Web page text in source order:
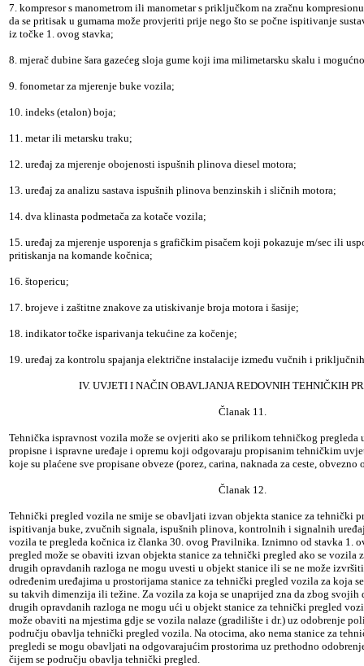
7. kompresor s manometrom ili manometar s priključkom na zračnu
da se pritisak u gumama može provjeriti prije nego što se počne ispitivanje
iz točke 1. ovog stavka;
8. mjerač dubine šara gazećeg sloja gume koji ima milimetarsku skalu i
9. fonometar za mjerenje buke vozila;
10. indeks (etalon) boja;
11. metar ili metarsku traku;
12. uređaj za mjerenje obojenosti ispušnih plinova diesel motora;
13. uređaj za analizu sastava ispušnih plinova benzinskih i sličnih motora;
14. dva klinasta podmetača za kotače vozila;
15. uređaj za mjerenje usporenja s grafičkim pisačem koji pokazuje m/sec ili
pritiskanja na komande kočnica;
16. štopericu;
17. brojeve i zaštitne znakove za utiskivanje broja motora i šasije;
18. indikator točke isparivanja tekućine za kočenje;
19. uređaj za kontrolu spajanja električne instalacije između vučnih i
IV. UVJETI I NAČIN OBAVLJANJA REDOVNIH TEHNIČKIH
Članak 11.
Tehnička ispravnost vozila može se ovjeriti ako se prilikom tehničkog pregleda
propisne i ispravne uređaje i opremu koji odgovaraju propisanim tehničkim
koje su plaćene sve propisane obveze (porez, carina, naknada za ceste, obvezno
Članak 12.
Tehnički pregled vozila ne smije se obavljati izvan objekta stanice za tehnički
ispitivanja buke, zvučnih signala, ispušnih plinova, kontrolnih i signalnih
vozila te pregleda kočnica iz članka 30. ovog Pravilnika. Iznimno od stavka 1.
pregled može se obaviti izvan objekta stanice za tehnički pregled ako se vozila
drugih opravdanih razloga ne mogu uvesti u objekt stanice ili se ne može
određenim uređajima u prostorijama stanice za tehnički pregled vozila za koja
su takvih dimenzija ili težine. Za vozila za koja se unaprijed zna da zbog
drugih opravdanih razloga ne mogu ući u objekt stanice za tehnički pregled
može obaviti na mjestima gdje se vozila nalaze (gradilište i dr.) uz odobrenje
području obavlja tehnički pregled vozila. Na otocima, ako nema stanice za
pregledi se mogu obavljati na odgovarajućim prostorima uz prethodno
čijem se području obavlja tehnički pregled.